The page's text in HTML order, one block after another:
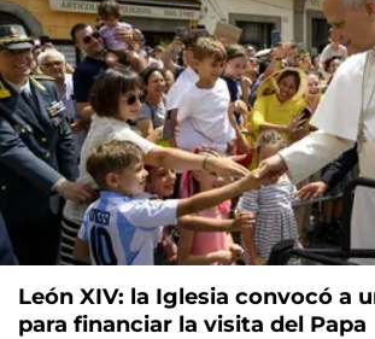
León XIV: la Iglesia convocó a
para financiar la visita del Papa